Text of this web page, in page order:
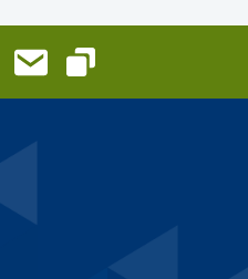
E-Mail
Link kopieren